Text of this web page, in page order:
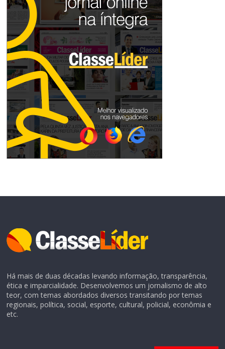
Há mais de duas décadas levando informação, transparência,
ética e imparcialidade. Desenvolvemos um jornalismo de alto
teor, com temas abordados diversos transitando por temas
regionais, política, social, esporte, cultural, policial, econômia e
etc.